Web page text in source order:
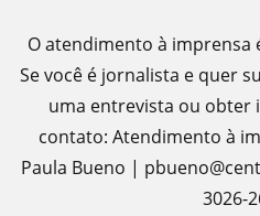
O atendimento à imprensa
Se você é jornalista e quer
uma entrevista ou obter
contato: Atendimento à
Paula Bueno |
3026-